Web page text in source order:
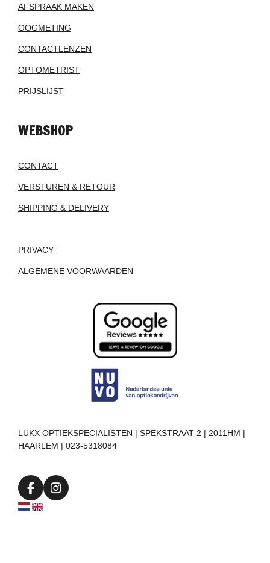
AFSPRAAK MAKEN
OOGMETING
CONTACTLENZEN
OPTOMETRIST
PRIJSLIJST
WEBSHOP
CONTACT
VERSTUREN & RETOUR
SHIPPING & DELIVERY
PRIVACY
ALGEMENE VOORWAARDEN
LUKX OPTIEKSPECIALISTEN | SPEKSTRAAT 2 | 2011HM |
HAARLEM | 023-5318084
F
a
I